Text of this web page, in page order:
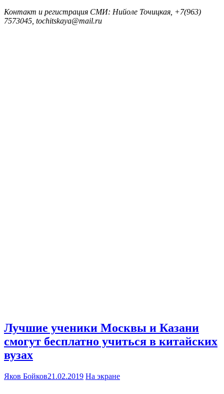
Контакт и регистрация СМИ: Нийоле Точицкая, +7(963)
7573045, tochitskaya@mail.ru
Лучшие ученики Москвы и Казани
смогут бесплатно учиться в китайских
вузах
Яков Бойков21.02.2019 На экране